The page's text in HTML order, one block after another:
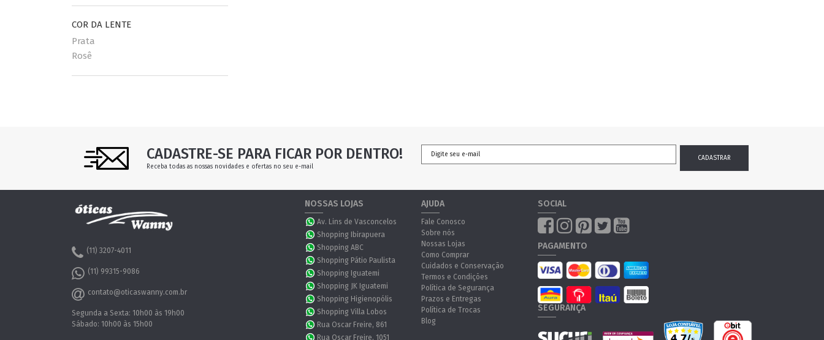
COR DA LENTE
Prata
Rosê
CADASTRE-SE PARA FICAR POR DENTRO!
Receba todas as nossas novidades e ofertas no seu e-mail
(11) 3207-4011
(11) 99315-9086
contato@oticaswanny.com.br
Segunda a Sexta: 10h00 às 19h00
Sábado: 10h00 às 15h00
NOSSAS LOJAS
Av. Lins de Vasconcelos
Shopping Ibirapuera
Shopping ABC
Shopping Pátio Paulista
Shopping Iguatemi
Shopping JK Iguatemi
Shopping Higienopólis
Shopping Villa Lobos
Rua Oscar Freire, 861
Rua Oscar Freire, 1051
AJUDA
Fale Conosco
Sobre nós
Nossas Lojas
Como Comprar
Cuidados e Conservação
Termos e Condições
Política de Segurança
Prazos e Entregas
Política de Trocas
Blog
SOCIAL
PAGAMENTO
SEGURANÇA